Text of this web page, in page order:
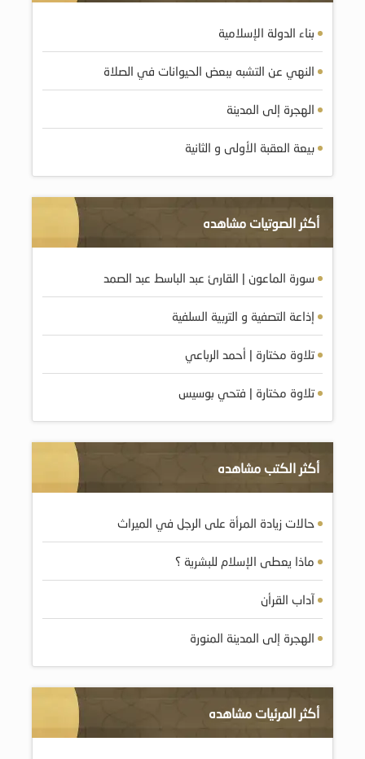
بناء الدولة الإسلامية
النهي عن التشبه ببعض الحيوانات في الصلاة
الهجرة إلى المدينة
بيعة العقبة الأولى و الثانية
أكثر الصوتيات مشاهده
سورة الماعون | القارئ عبد الباسط عبد الصمد
إذاعة التصفية و التربية السلفية
تلاوة مختارة | أحمد الرباعي
تلاوة مختارة | فتحي بوسيس
أكثر الكتب مشاهده
حالات زيادة المرأة على الرجل في الميراث
ماذا يعطى الإسلام للبشرية ؟
آداب القرأن
الهجرة إلى المدينة المنورة
أكثر المرئيات مشاهده